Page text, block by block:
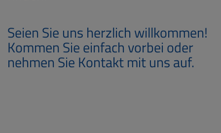
Seien Sie uns herzlich willkommen!
Kommen Sie einfach vorbei oder
nehmen Sie Kontakt mit uns auf.